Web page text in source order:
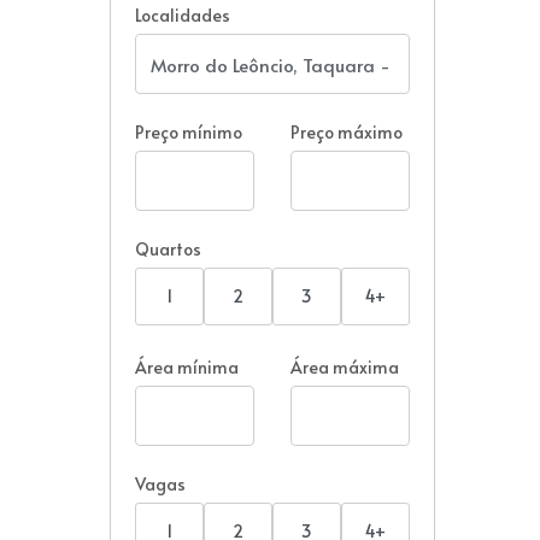
Localidades
Preço mínimo Preço máximo
Quartos
1 2 3 4+
Área mínima Área máxima
Vagas
1 2 3 4+